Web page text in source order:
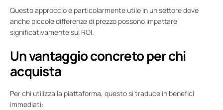
Questo approccio è particolarmente utile in un settore dove
anche piccole differenze di prezzo possono impattare
significativamente sul ROI.
Un vantaggio concreto per chi
acquista
Per chi utilizza la piattaforma, questo si traduce in benefici
immediati: